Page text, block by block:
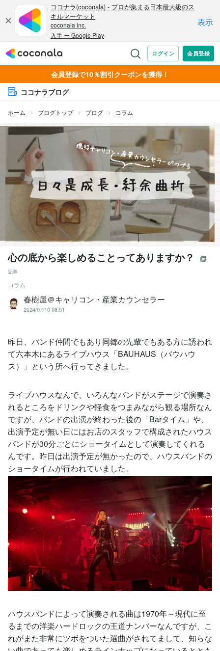
会員登録で10％割引クーポンを獲得！
ココナラブログ
ホーム ブログトップ ブログ コラム
心の底から楽しめることってありますか？
記事
コラム
春樹屋＠キャリコン・産業カウンセラー
2024/07/10 08:51
昨日、バンド仲間でもあり同郷の先輩でもある方に誘われ
て六本木にあるライブハウス「BAUHAUS（バウハウ
ス）」という所へ行ってきました。
ライブハウスなんで、いろんなバンドがステージで演奏さ
れるところをドリンクや軽食をつまみながら観る場所なん
ですが、バンドの出演が終わった後の「Barタイム」や、
出演予定が無い日にはお店のスタッフで構成されたハウス
バンドが30分ごとにショータイムとして演奏してくれる
んです。昨日は出演予定が無かったので、ハウスバンドの
ショータイムが行われていました。
ハウスバンドによって演奏される曲は1970年～現代に至
るまでの洋楽ハードロックの王道ナンバーなんですが、こ
れがまた非常にツボをついた選曲がされてまして、知らな